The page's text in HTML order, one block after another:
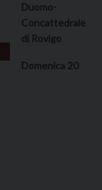
Duomo-
Concattedrale
di Rovigo
Domenica 20